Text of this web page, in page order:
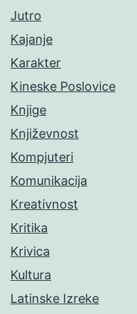
Jutro
Kajanje
Karakter
Kineske Poslovice
Knjige
Književnost
Kompjuteri
Komunikacija
Kreativnost
Kritika
Krivica
Kultura
Latinske Izreke